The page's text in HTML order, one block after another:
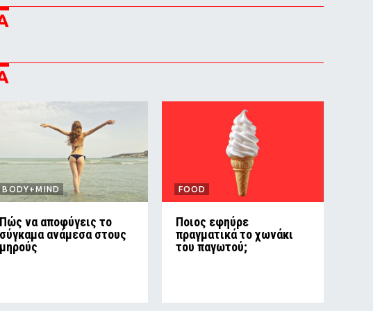
BODY+MIND
Πώς να αποφύγεις το
σύγκαμα ανάμεσα στους
μηρούς
FOOD
Ποιος εφηύρε
πραγματικά το χωνάκι
του παγωτού;